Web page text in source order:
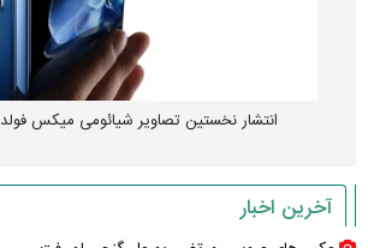
انتشار نخستین تصاویر شیائومی میکس فولد ۵ + جزئیات
آخرین اخبار